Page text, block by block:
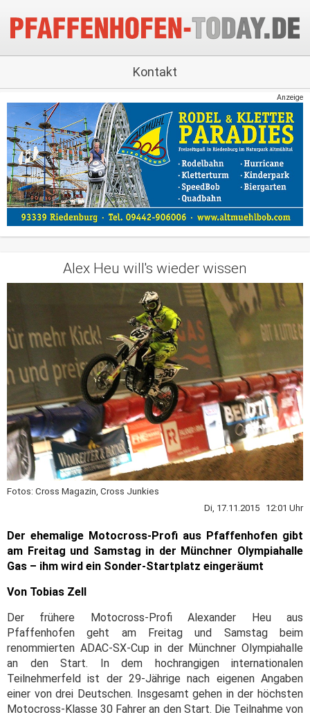
Kontakt
Anzeige
Alex Heu will's wieder wissen
Fotos: Cross Magazin, Cross Junkies
Di, 17.11.2015 12:01 Uhr
Der ehemalige Motocross-Profi aus Pfaffenhofen gibt
am Freitag und Samstag in der Münchner Olympiahalle
Gas – ihm wird ein Sonder-Startplatz eingeräumt
Von Tobias Zell
Der frühere Motocross-Profi Alexander Heu aus
Pfaffenhofen geht am Freitag und Samstag beim
renommierten ADAC-SX-Cup in der Münchner Olympiahalle
an den Start. In dem hochrangigen internationalen
Teilnehmerfeld ist der 29-Jährige nach eigenen Angaben
einer von drei Deutschen. Insgesamt gehen in der höchsten
Motocross-Klasse 30 Fahrer an den Start. Die Teilnahme von